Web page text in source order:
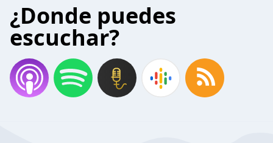
¿Donde puedes
escuchar?